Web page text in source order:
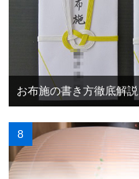
お布施の書き方徹底解